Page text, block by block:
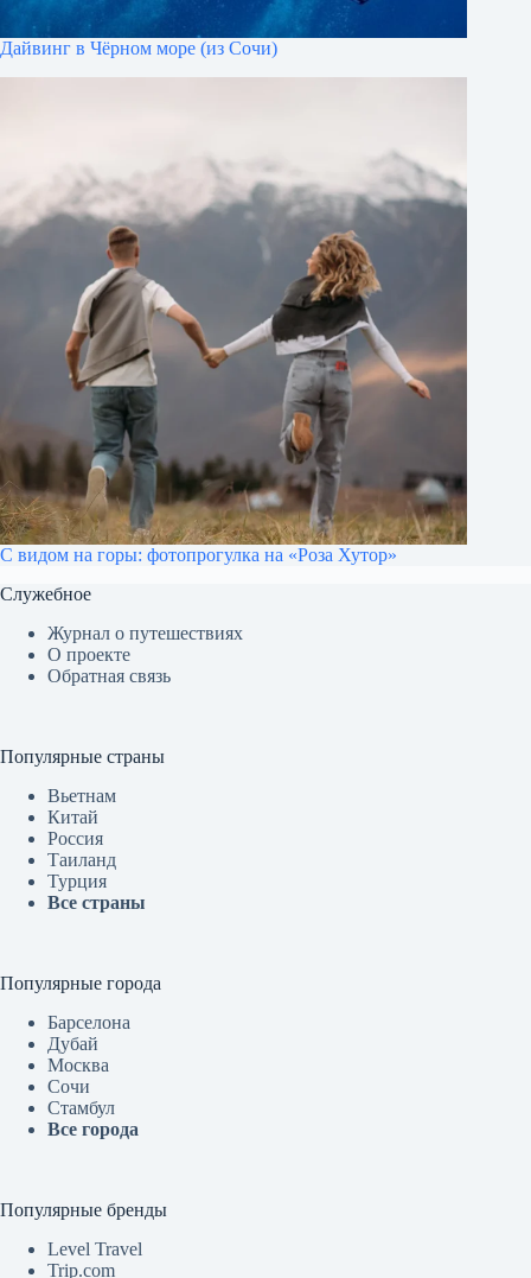
Дайвинг в Чёрном море (из Сочи)
С видом на горы: фотопрогулка на «Роза Хутор»
Служебное
Журнал о путешествиях
О проекте
Обратная связь
Популярные страны
Вьетнам
Китай
Россия
Таиланд
Турция
Все страны
Популярные города
Барселона
Дубай
Москва
Сочи
Стамбул
Все города
Популярные бренды
Level Travel
Trip.com